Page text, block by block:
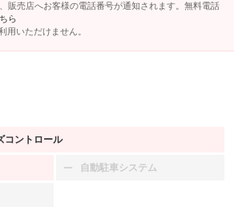
販売店へお客様の電話番号が通知されます。無料電話
ら
用いただけません。
コントロール
自動駐車システム
：装備なし